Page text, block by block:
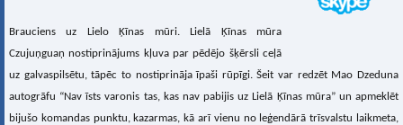
Brauciens uz Lielo Ķīnas mūri. Lielā Ķīnas mūra
Czujuņguaņ nostiprinājums kļuva par pēdējo šķērsli ceļā
uz galvaspilsētu, tāpēc to nostiprināja īpaši rūpīgi. Šeit var redzēt Mao Dzeduna
autogrāfu “Nav īsts varonis tas, kas nav pabijis uz Lielā Ķīnas mūra” un apmeklēt
bijušo komandas punktu, kazarmas, kā arī vienu no leģendārā trīsvalstu laikmeta,